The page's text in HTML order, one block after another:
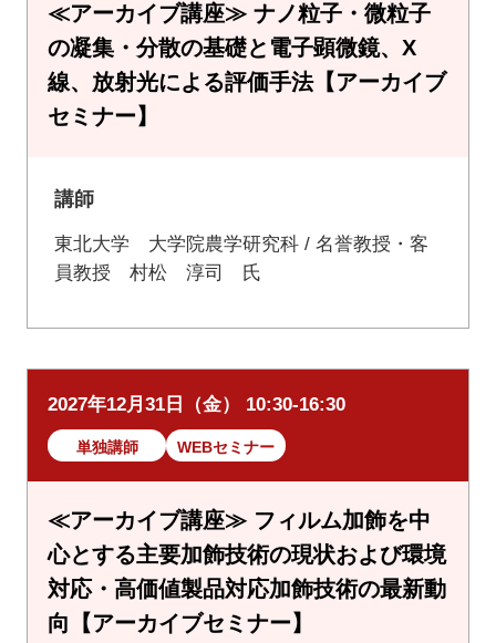
≪アーカイブ講座≫ ナノ粒子・微粒子
の凝集・分散の基礎と電子顕微鏡、X
線、放射光による評価手法【アーカイブ
セミナー】
講師
東北大学 大学院農学研究科 / 名誉教授・客
員教授 村松 淳司 氏
2027年12月31日（金） 10:30-16:30
単独講師 WEBセミナー
≪アーカイブ講座≫ フィルム加飾を中
心とする主要加飾技術の現状および環境
対応・高価値製品対応加飾技術の最新動
向【アーカイブセミナー】